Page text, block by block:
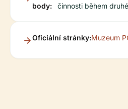
body:
činnosti během
Oficiální stránky:Muzeum